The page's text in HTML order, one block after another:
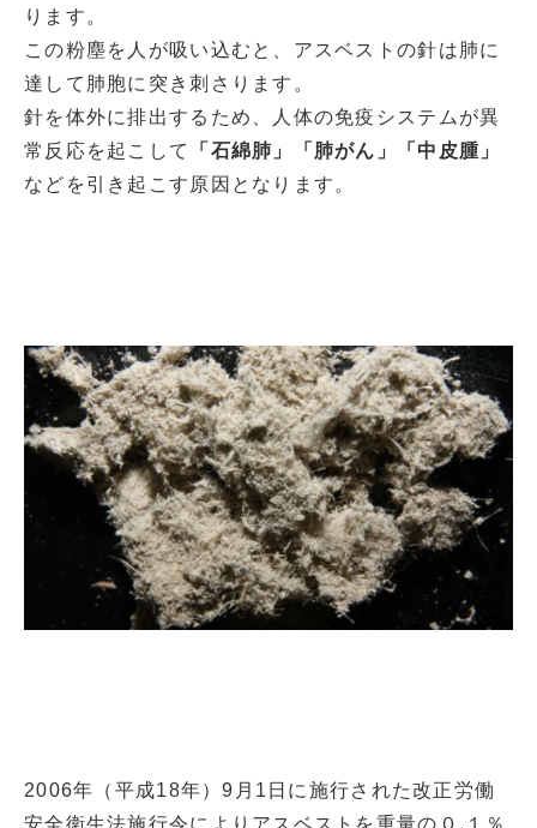
ります。
この粉塵を人が吸い込むと、アスベストの針は肺に
達して肺胞に突き刺さります。
針を体外に排出するため、人体の免疫システムが異
常反応を起こして
「石綿肺」「肺がん」「中皮腫」
などを引き起こす原因となります。
2006年（平成18年）9月1日に施行された改正労働